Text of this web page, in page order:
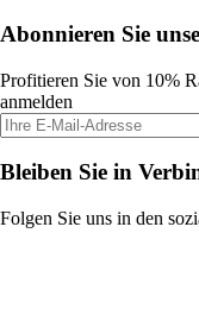
Abonnieren Sie
Profitieren Sie von 10%
anmelden
Bleiben Sie in
Folgen Sie uns in den